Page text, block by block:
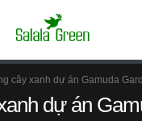
cây xanh dự án Gamuda
dự án